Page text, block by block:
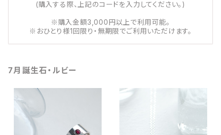
(購入する際、上記のコードを入力してください。)
※購入金額3,000円以上で利用可能。
※おひとり様1回限り・無期限でご利用いただけます。
7月誕生石・ルビー